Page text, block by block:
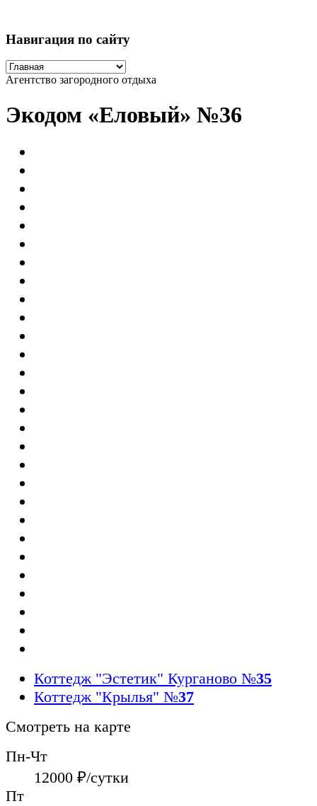
Навигация по сайту
Агентство загородного отдыха
Экодом «Еловый» №36
Коттедж "Эстетик" Курганово №35
Коттедж "Крылья" №37
Смотреть на карте
Пн-Чт
12000 ₽/сутки
Пт